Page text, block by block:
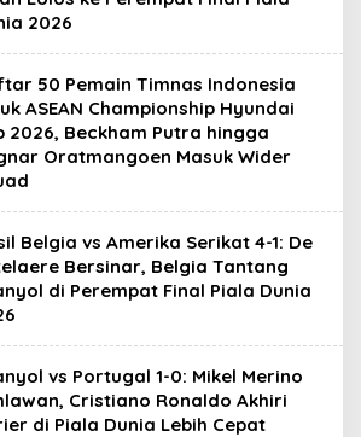
2026
50 Pemain Timnas Indonesia
ASEAN Championship Hyundai
2026, Beckham Putra hingga
Oratmangoen Masuk Wider
Belgia vs Amerika Serikat 4-1: De
Bersinar, Belgia Tantang
di Perempat Final Piala Dunia
vs Portugal 1-0: Mikel Merino
Cristiano Ronaldo Akhiri
di Piala Dunia Lebih Cepat